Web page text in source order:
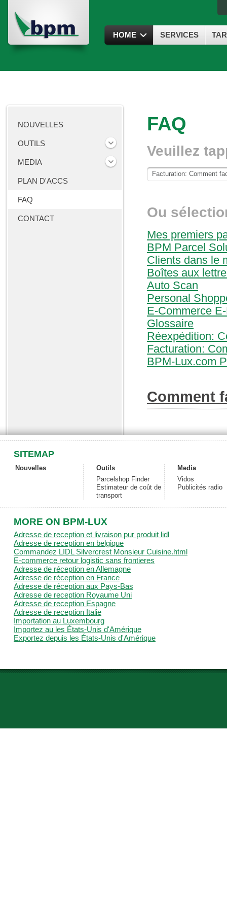
HOME SERVICES
FAQ
Veuillez
Ou
Mes premiers
BPM Parcel
Clients dans le
Boîtes aux
Auto Scan
Personal
E-Commerce
Glossaire
Réexpédition:
Facturation:
BPM-Lux.com
Comment
NOUVELLES
OUTILS
MEDIA
PLAN D'ACCS
FAQ
CONTACT
SITEMAP
Nouvelles
Outils
Parcelshop Finder
Estimateur de coût de
transport
Media
Vidos
Publicités radio
MORE ON BPM-LUX
Adresse de reception et livraison pur produit lidl
Adresse de reception en belgique
Commandez LIDL Silvercrest Monsieur Cuisine.html
E-commerce retour logistic sans frontieres
Adresse de réception en Allemagne
Adresse de réception en France
Adresse de réception aux Pays-Bas
Adresse de reception Royaume Uni
Adresse de reception Espagne
Adresse de reception Italie
Importation au Luxembourg
Importez au les États-Unis d'Amérique
Exportez depuis les États-Unis d'Amérique